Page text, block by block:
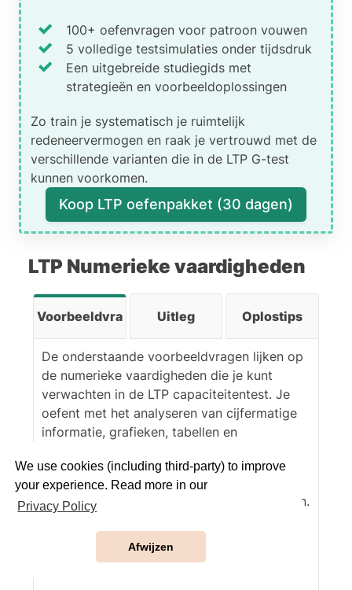
We use cookies (including third-party) to improve
your experience. Read more in our
Privacy Policy
Afwijzen
kubus (B), dus dit is het juiste
antwoord.
Antwoord (A)is fout,
donkerblauwe vlak liggen
tegenover elkaar en
kunnen elkaar dus niet
raken.
Antwoord (C)is fout,
want als je het patroon 90
graden met de klok mee
draait, zie je dat wanneer
het lichtblauwe vlak rechts
van het gele ligt, het
bovenste vlak paars is – en
(C).
Antwoord (D)is fout,
want het rode en
lichtblauwe vlak liggen
tegenover elkaar en
grenzen.
100+ oefenvragen voor patroon vouwen
5 volledige testsimulaties onder tijdsdruk
Een uitgebreide studiegids met
strategieën en voorbeeldoplossingen
Zo train je systematisch je ruimtelijk
redeneervermogen en raak je vertrouwd met de
verschillende varianten die in de LTP G-test
kunnen voorkomen.
Koop LTP oefenpakket (30 dagen)
LTP Numerieke vaardigheden
Voorbeeldvragen Uitleg Oplostips
De onderstaande voorbeeldvragen lijken op
de numerieke vaardigheden die je kunt
verwachten in de LTP capaciteitentest. Je
oefent met het analyseren van cijfermatige
informatie, grafieken, tabellen en
Beantwoord de vraag eerst zelf en bekijk
daarna de uitleg om je aanpak te verbeteren.
*Bekijk ook de tabs ‘Uitleg’ en ‘Oplostips’
voor extra informatie over dit onderdeel.